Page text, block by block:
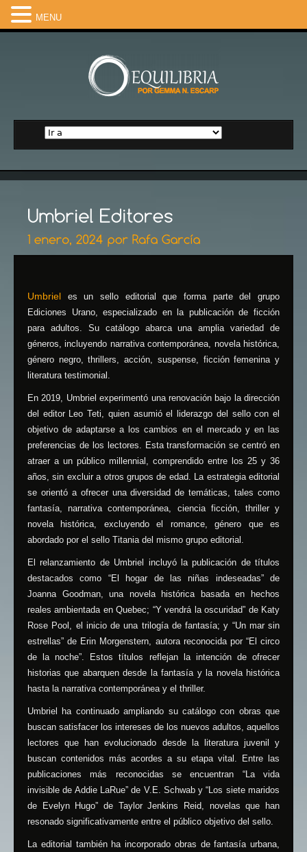
Umbriel es un sello editorial que forma parte del grupo
Ediciones Urano, especializado en la publicación de ficción
para adultos. Su catálogo abarca una amplia variedad de
géneros, incluyendo narrativa contemporánea, novela histórica,
género negro, thrillers, acción, suspense, ficción femenina y
literatura testimonial.
En 2019, Umbriel experimentó una renovación bajo la dirección
del editor Leo Teti, quien asumió el liderazgo del sello con el
objetivo de adaptarse a los cambios en el mercado y en las
preferencias de los lectores. Esta transformación se centró en
atraer a un público millennial, comprendido entre los 25 y 36
años, sin excluir a otros grupos de edad. La estrategia editorial
se orientó a ofrecer una diversidad de temáticas, tales como
fantasía, narrativa contemporánea, ciencia ficción, thriller y
novela histórica, excluyendo el romance, género que es
abordado por el sello Titania del mismo grupo editorial.
El relanzamiento de Umbriel incluyó la publicación de títulos
destacados como “El hogar de las niñas indeseadas” de
Joanna Goodman, una novela histórica basada en hechos
reales ambientada en Quebec; “Y vendrá la oscuridad” de Katy
Rose Pool, el inicio de una trilogía de fantasía; y “Un mar sin
estrellas” de Erin Morgenstern, autora reconocida por “El circo
de la noche”. Estos títulos reflejan la intención de ofrecer
historias que abarquen desde la fantasía y la novela histórica
hasta la narrativa contemporánea y el thriller.
Umbriel ha continuado ampliando su catálogo con obras que
buscan satisfacer los intereses de los nuevos adultos, aquellos
lectores que han evolucionado desde la literatura juvenil y
buscan contenidos más acordes a su etapa vital. Entre las
publicaciones más reconocidas se encuentran “La vida
invisible de Addie LaRue” de V.E. Schwab y “Los siete maridos
de Evelyn Hugo” de Taylor Jenkins Reid, novelas que han
resonado significativamente entre el público objetivo del sello.
La editorial también ha incorporado obras de fantasía urbana,
MENU